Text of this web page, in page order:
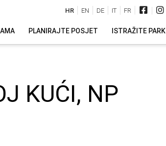
|
HR EN DE IT FR
PLANIRAJTE POSJET ISTRAŽITE PARK
KUĆI, NP